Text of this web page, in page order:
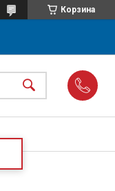
Корзина